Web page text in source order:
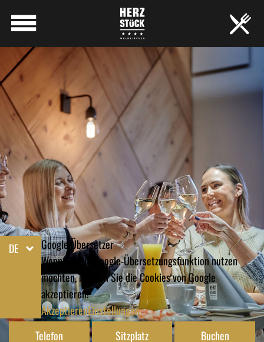
DE
Google Übersetzer
Wenn Sie die Google-Übersetzungsfunktion nutzen
möchten, müssen Sie die Cookies von Google
akzeptieren!
AkzeptierenEinstellungen
Telefon
Sitzplatz Buchen